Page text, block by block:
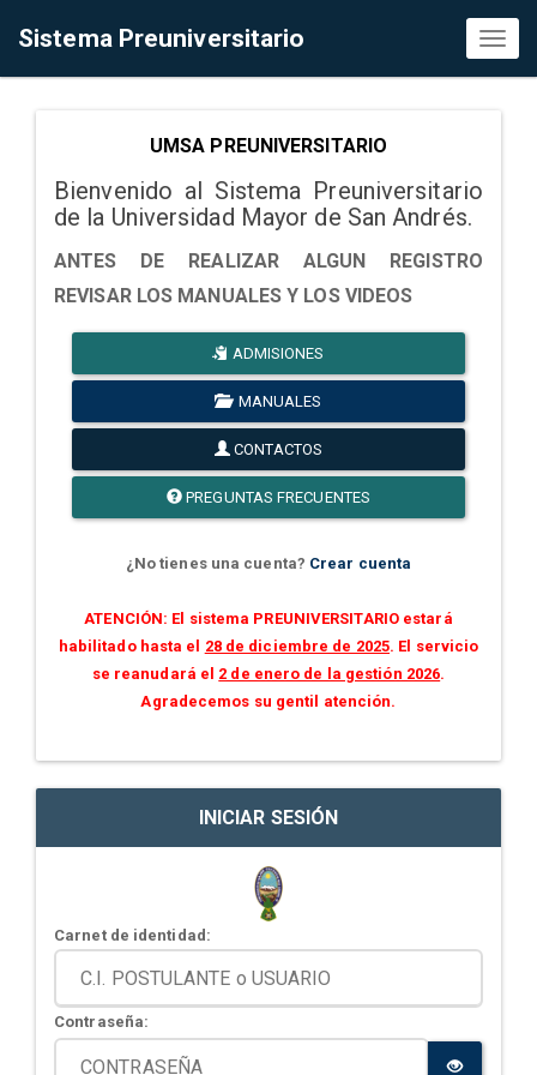
Sistema Preuniversitario
UMSA PREUNIVERSITARIO
Bienvenido al Sistema Preuniversitario
de la Universidad Mayor de San Andrés.
ANTES DE REALIZAR ALGUN REGISTRO
REVISAR LOS MANUALES Y LOS VIDEOS
ADMISIONES
MANUALES
CONTACTOS
PREGUNTAS FRECUENTES
¿No tienes una cuenta? Crear cuenta
ATENCIÓN: El sistema PREUNIVERSITARIO estará
habilitado hasta el 28 de diciembre de 2025. El servicio
se reanudará el 2 de enero de la gestión 2026.
Agradecemos su gentil atención.
INICIAR SESIÓN
Carnet de identidad:
Contraseña: